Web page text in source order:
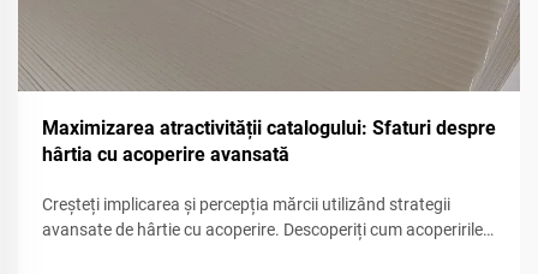
Maximizarea atractivității catalogului: Sfaturi despre
hârtia cu acoperire avansată
Creșteți implicarea și percepția mărcii utilizând strategii
avansate de hârtie cu acoperire. Descoperiți cum acoperirile